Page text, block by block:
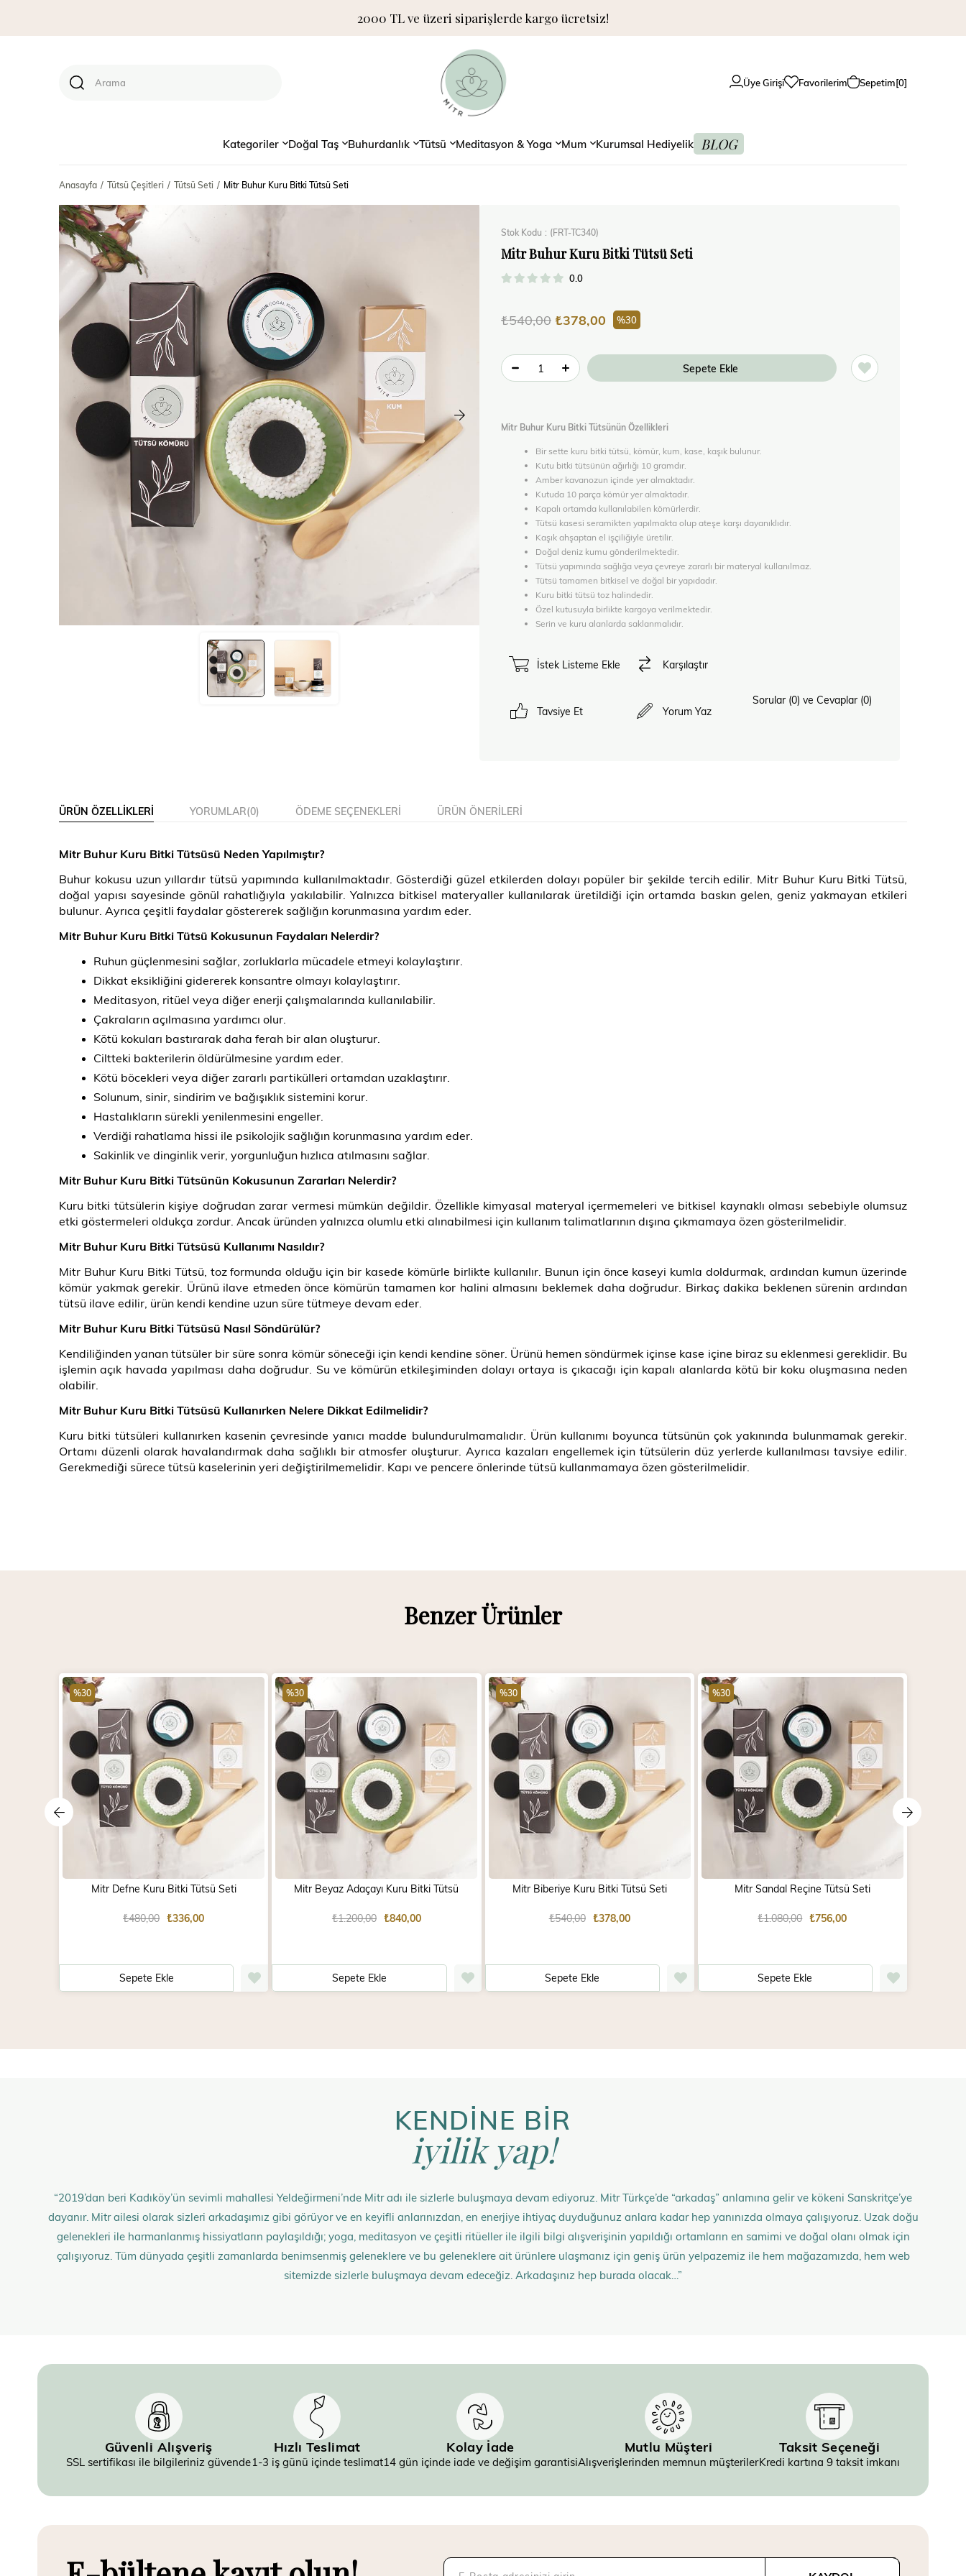
2000 TL ve üzeri siparişlerde kargo ücretsiz!
Üye Girişi Favorilerim Sepetim 0
Kategoriler Doğal Taş Buhurdanlık Tütsü Meditasyon & Yoga Mum Kurumsal Hediyelik BLOG
Anasayfa Tütsü Çeşitleri Tütsü Seti Mitr Buhur Kuru Bitki Tütsü Seti
Stok Kodu (FRT-TC340)
Mitr Buhur Kuru Bitki Tütsü Seti
0.0
₺540,00 ₺378,00 30
Mitr Buhur Kuru Bitki Tütsünün Özellikleri
Bir sette kuru bitki tütsü, kömür, kum, kase, kaşık bulunur.
Kutu bitki tütsünün ağırlığı 10 gramdır.
Amber kavanozun içinde yer almaktadır.
Kutuda 10 parça kömür yer almaktadır.
Kapalı ortamda kullanılabilen kömürlerdir.
Tütsü kasesi seramikten yapılmakta olup ateşe karşı dayanıklıdır.
Kaşık ahşaptan el işçiliğiyle üretilir.
Doğal deniz kumu gönderilmektedir.
Tütsü yapımında sağlığa veya çevreye zararlı bir materyal kullanılmaz.
Tütsü tamamen bitkisel ve doğal bir yapıdadır.
Kuru bitki tütsü toz halindedir.
Özel kutusuyla birlikte kargoya verilmektedir.
Serin ve kuru alanlarda saklanmalıdır.
İstek Listeme Ekle Karşılaştır
Tavsiye Et Yorum Yaz
Sorular (0) ve Cevaplar (0)
ÜRÜN ÖZELLIKLERI YORUMLAR(0) ÖDEME SEÇENEKLERI ÜRÜN ÖNERILERI
Mitr Buhur Kuru Bitki Tütsüsü Neden Yapılmıştır?
Buhur kokusu uzun yıllardır tütsü yapımında kullanılmaktadır. Gösterdiği güzel etkilerden dolayı popüler bir şekilde tercih edilir. Mitr Buhur Kuru Bitki Tütsü,
doğal yapısı sayesinde gönül rahatlığıyla yakılabilir. Yalnızca bitkisel materyaller kullanılarak üretildiği için ortamda baskın gelen, geniz yakmayan etkileri
bulunur. Ayrıca çeşitli faydalar göstererek sağlığın korunmasına yardım eder.
Mitr Buhur Kuru Bitki Tütsü Kokusunun Faydaları Nelerdir?
Ruhun güçlenmesini sağlar, zorluklarla mücadele etmeyi kolaylaştırır.
Dikkat eksikliğini gidererek konsantre olmayı kolaylaştırır.
Meditasyon, ritüel veya diğer enerji çalışmalarında kullanılabilir.
Çakraların açılmasına yardımcı olur.
Kötü kokuları bastırarak daha ferah bir alan oluşturur.
Ciltteki bakterilerin öldürülmesine yardım eder.
Kötü böcekleri veya diğer zararlı partikülleri ortamdan uzaklaştırır.
Solunum, sinir, sindirim ve bağışıklık sistemini korur.
Hastalıkların sürekli yenilenmesini engeller.
Verdiği rahatlama hissi ile psikolojik sağlığın korunmasına yardım eder.
Sakinlik ve dinginlik verir, yorgunluğun hızlıca atılmasını sağlar.
Mitr Buhur Kuru Bitki Tütsünün Kokusunun Zararları Nelerdir?
Kuru bitki tütsülerin kişiye doğrudan zarar vermesi mümkün değildir. Özellikle kimyasal materyal içermemeleri ve bitkisel kaynaklı olması sebebiyle olumsuz
etki göstermeleri oldukça zordur. Ancak üründen yalnızca olumlu etki alınabilmesi için kullanım talimatlarının dışına çıkmamaya özen gösterilmelidir.
Mitr Buhur Kuru Bitki Tütsüsü Kullanımı Nasıldır?
Mitr Buhur Kuru Bitki Tütsü, toz formunda olduğu için bir kasede kömürle birlikte kullanılır. Bunun için önce kaseyi kumla doldurmak, ardından kumun üzerinde
kömür yakmak gerekir. Ürünü ilave etmeden önce kömürün tamamen kor halini almasını beklemek daha doğrudur. Birkaç dakika beklenen sürenin ardından
tütsü ilave edilir, ürün kendi kendine uzun süre tütmeye devam eder.
Mitr Buhur Kuru Bitki Tütsüsü Nasıl Söndürülür?
Kendiliğinden yanan tütsüler bir süre sonra kömür söneceği için kendi kendine söner. Ürünü hemen söndürmek içinse kase içine biraz su eklenmesi gereklidir. Bu
işlemin açık havada yapılması daha doğrudur. Su ve kömürün etkileşiminden dolayı ortaya is çıkacağı için kapalı alanlarda kötü bir koku oluşmasına neden
olabilir.
Mitr Buhur Kuru Bitki Tütsüsü Kullanırken Nelere Dikkat Edilmelidir?
Kuru bitki tütsüleri kullanırken kasenin çevresinde yanıcı madde bulundurulmamalıdır. Ürün kullanımı boyunca tütsünün çok yakınında bulunmamak gerekir.
Ortamı düzenli olarak havalandırmak daha sağlıklı bir atmosfer oluşturur. Ayrıca kazaları engellemek için tütsülerin düz yerlerde kullanılması tavsiye edilir.
Gerekmediği sürece tütsü kaselerinin yeri değiştirilmemelidir. Kapı ve pencere önlerinde tütsü kullanmamaya özen gösterilmelidir.
Benzer Ürünler
Mitr Defne Kuru Bitki Tütsü Seti
₺336,00
₺480,00
Sepete Ekle
%30
Mitr Beyaz Adaçayı Kuru Bitki Tütsü
₺840,00
₺1.200,00
Sepete Ekle
%30
Mitr Biberiye Kuru Bitki Tütsü Seti
₺378,00
₺540,00
Sepete Ekle
%30
Mitr Sandal Reçine Tütsü Seti
₺756,00
₺1.080,00
Sepete Ekle
%30
KENDİNE BİR
iyilik yap!
“2019’dan beri Kadıköy’ün sevimli mahallesi Yeldeğirmeni’nde Mitr adı ile sizlerle buluşmaya devam ediyoruz. Mitr Türkçe’de “arkadaş” anlamına gelir ve kökeni Sanskritçe’ye
dayanır. Mitr ailesi olarak sizleri arkadaşımız gibi görüyor ve en keyifli anlarınızdan, en enerjiye ihtiyaç duyduğunuz anlara kadar hep yanınızda olmaya çalışıyoruz. Uzak doğu
gelenekleri ile harmanlanmış hissiyatların paylaşıldığı; yoga, meditasyon ve çeşitli ritüeller ile ilgili bilgi alışverişinin yapıldığı ortamların en samimi ve doğal olanı olmak için
çalışıyoruz. Tüm dünyada çeşitli zamanlarda benimsenmiş geleneklere ve bu geleneklere ait ürünlere ulaşmanız için geniş ürün yelpazemiz ile hem mağazamızda, hem web
sitemizde sizlerle buluşmaya devam edeceğiz. Arkadaşınız hep burada olacak…”
Güvenli Alışveriş
SSL sertifikası ile bilgileriniz güvende
Hızlı Teslimat
1-3 iş günü içinde teslimat
Kolay İade
14 gün içinde iade ve değişim garantisi
Mutlu Müşteri
Alışverişlerinden memnun müşteriler
Taksit Seçeneği
Kredi kartına 9 taksit imkanı